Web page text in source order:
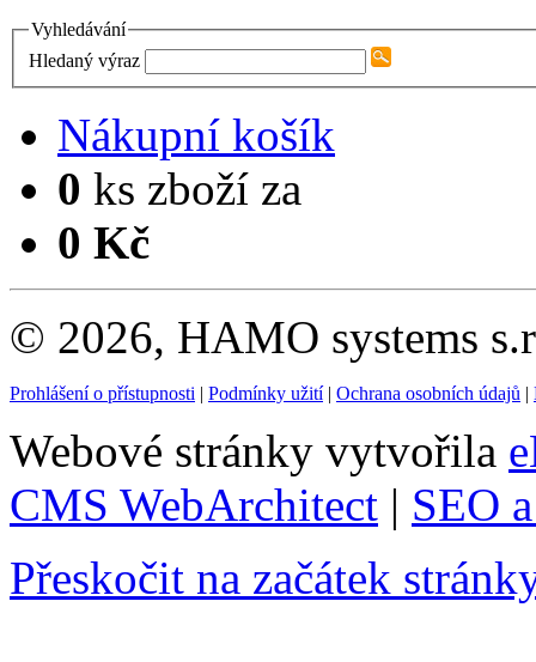
Vyhledávání
Hledaný výraz
Nákupní košík
0 ks zboží za
0 Kč
© 2026, HAMO systems
Prohlášení o přístupnosti | Podmínky užití| Ochrana osobních údajů |
Webové stránky vytvořila
CMS WebArchitect | SEO
Přeskočit na začátek